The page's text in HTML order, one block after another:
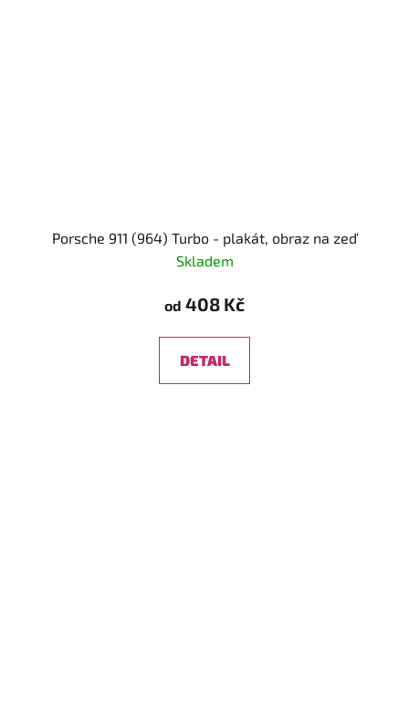
Porsche 911 (964) Turbo - plakát, obraz na zeď
Skladem
od 408 Kč
DETAIL